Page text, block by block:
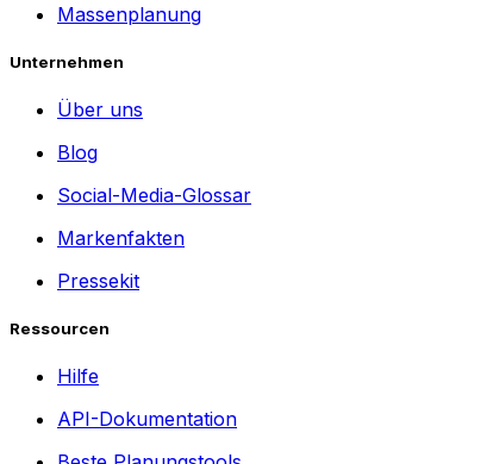
Massenplanung
Unternehmen
Über uns
Blog
Social-Media-Glossar
Markenfakten
Pressekit
Ressourcen
Hilfe
API-Dokumentation